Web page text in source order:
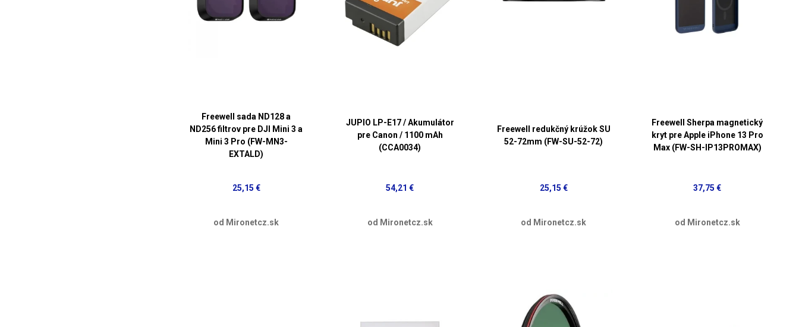
Freewell sada ND128 a
ND256 filtrov pre DJI Mini 3 a
Mini 3 Pro (FW-MN3-
EXTALD)
25,15 €
od Mironetcz.sk
JUPIO LP-E17 / Akumulátor
pre Canon / 1100 mAh
(CCA0034)
54,21 €
od Mironetcz.sk
Freewell redukčný krúžok SU
52-72mm (FW-SU-52-72)
25,15 €
od Mironetcz.sk
Freewell Sherpa magnetický
kryt pre Apple iPhone 13 Pro
Max (FW-SH-IP13PROMAX)
37,75 €
od Mironetcz.sk